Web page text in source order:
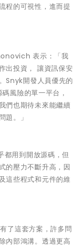
程的可視性，進而提
表示：「我
出投資， 讓資訊保安
Snyk開發人員優先的
風險的單一平台，
們也期待未來能繼續
題。」
都用到開放源碼，但
的壓力不斷升高，因
這些程式和元件的維
了這套方案，許多問
內部鴻溝。透過更高